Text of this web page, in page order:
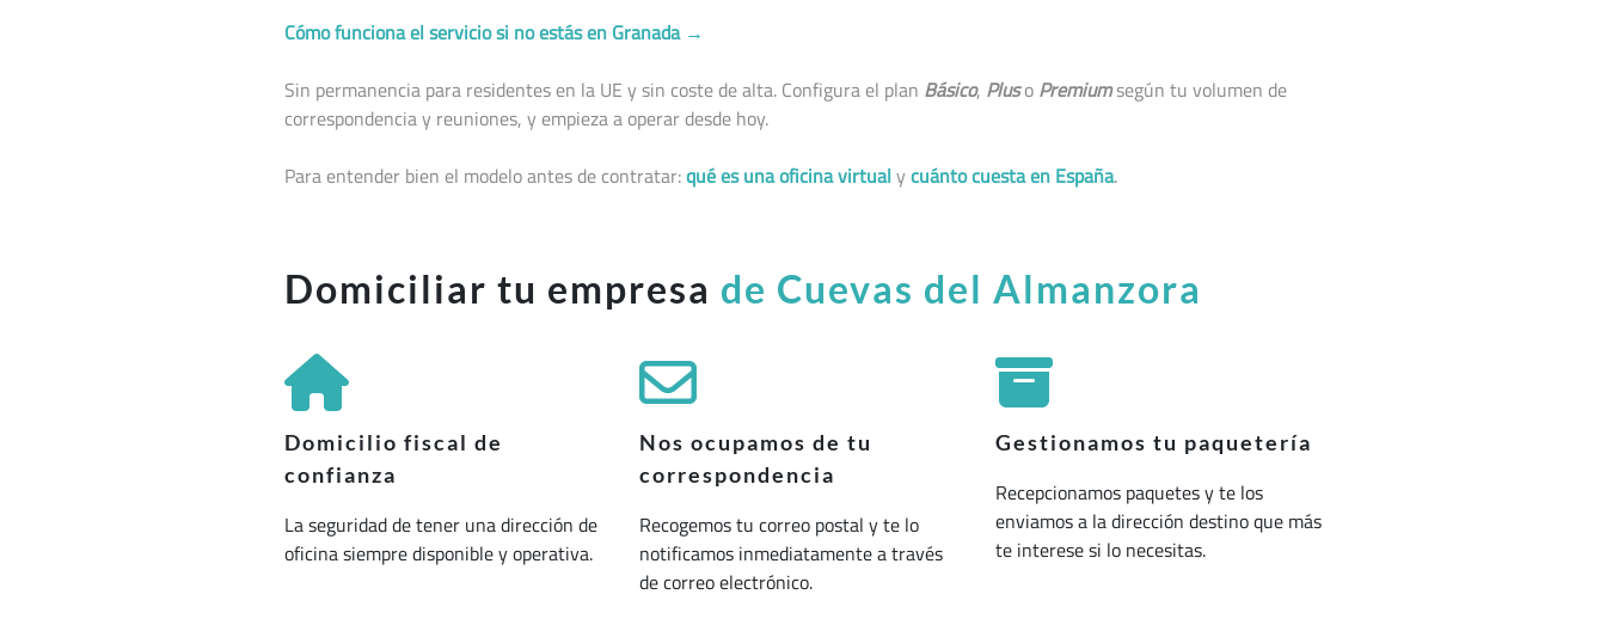
Cómo funciona el servicio si no estás en Granada →
Sin permanencia para residentes en la UE y sin coste de alta. Configura el plan Básico, Pluso Premiumsegún tu volumen de
correspondencia y reuniones, y empieza a operar desde hoy.
Para entender bien el modelo antes de contratar:qué es una oficina virtual ycuánto cuesta en España.
Domiciliar tu empresa de Cuevas del Almanzora
Domicilio fiscal de
confianza
La seguridad de tener una dirección de
oficina siempre disponible y operativa.
Nos ocupamos de tu
correspondencia
Recogemos tu correo postal y te lo
notificamos inmediatamente a través
de correo electrónico.
Gestionamos tu paquetería
Recepcionamos paquetes y te los
enviamos a la dirección destino que más
te interese si lo necesitas.